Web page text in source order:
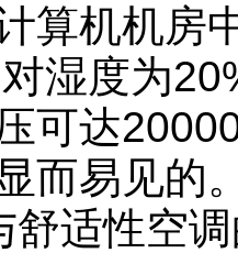
算机机房
湿度为
可达
而易见的
舒适性空